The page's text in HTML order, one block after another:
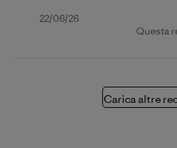
Data
22/06/26
Questa
Carica altre